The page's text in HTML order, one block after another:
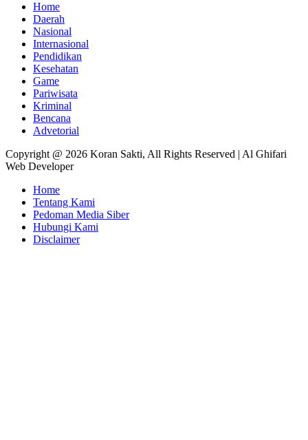
Home
Daerah
Nasional
Internasional
Pendidikan
Kesehatan
Game
Pariwisata
Kriminal
Bencana
Advetorial
Copyright @ 2026 Koran Sakti, All Rights Reserved | Al Ghifari
Web Developer
Home
Tentang Kami
Pedoman Media Siber
Hubungi Kami
Disclaimer